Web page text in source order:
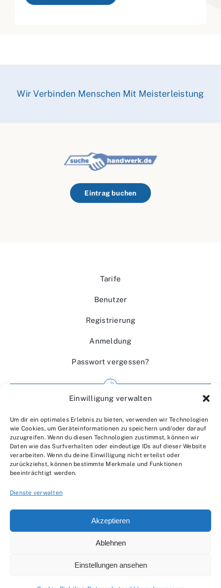
Einwilligung verwalten
Um dir ein optimales Erlebnis zu bieten, verwenden wir Technologien
wie Cookies, um Geräteinformationen zu speichern und/oder darauf
zuzugreifen. Wenn du diesen Technologien zustimmst, können wir
Daten wie das Surfverhalten oder eindeutige IDs auf dieser Website
verarbeiten. Wenn du deine Einwilligung nicht erteilst oder
zurückziehst, können bestimmte Merkmale und Funktionen
beeinträchtigt werden.
Dienste verwalten
Akzeptieren
Ablehnen
Einstellungen ansehen
Wir Verbinden Menschen Mit Meisterleistung
Eintrag buchen
Tarife
Benutzer
Registrierung
Anmeldung
Passwort vergessen?
Wir über uns
Kontakt
Datenschutzerklärung
© 2007 - 2026 •by Moveco